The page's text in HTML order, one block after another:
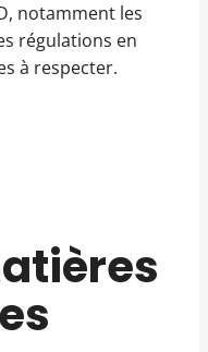
notamment les
régulations en
à respecter.